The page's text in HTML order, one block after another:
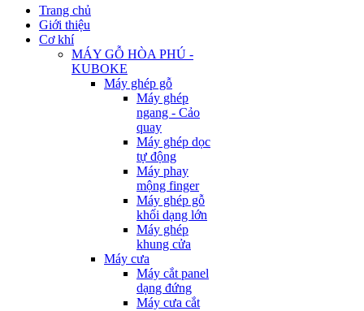
Trang chủ
Giới thiệu
Cơ khí
MÁY GỖ HÒA PHÚ -
KUBOKE
Máy ghép gỗ
Máy ghép
ngang - Cảo
quay
Máy ghép dọc
tự động
Máy phay
mộng finger
Máy ghép gỗ
khối dạng lớn
Máy ghép
khung cửa
Máy cưa
Máy cắt panel
dạng đứng
Máy cưa cắt